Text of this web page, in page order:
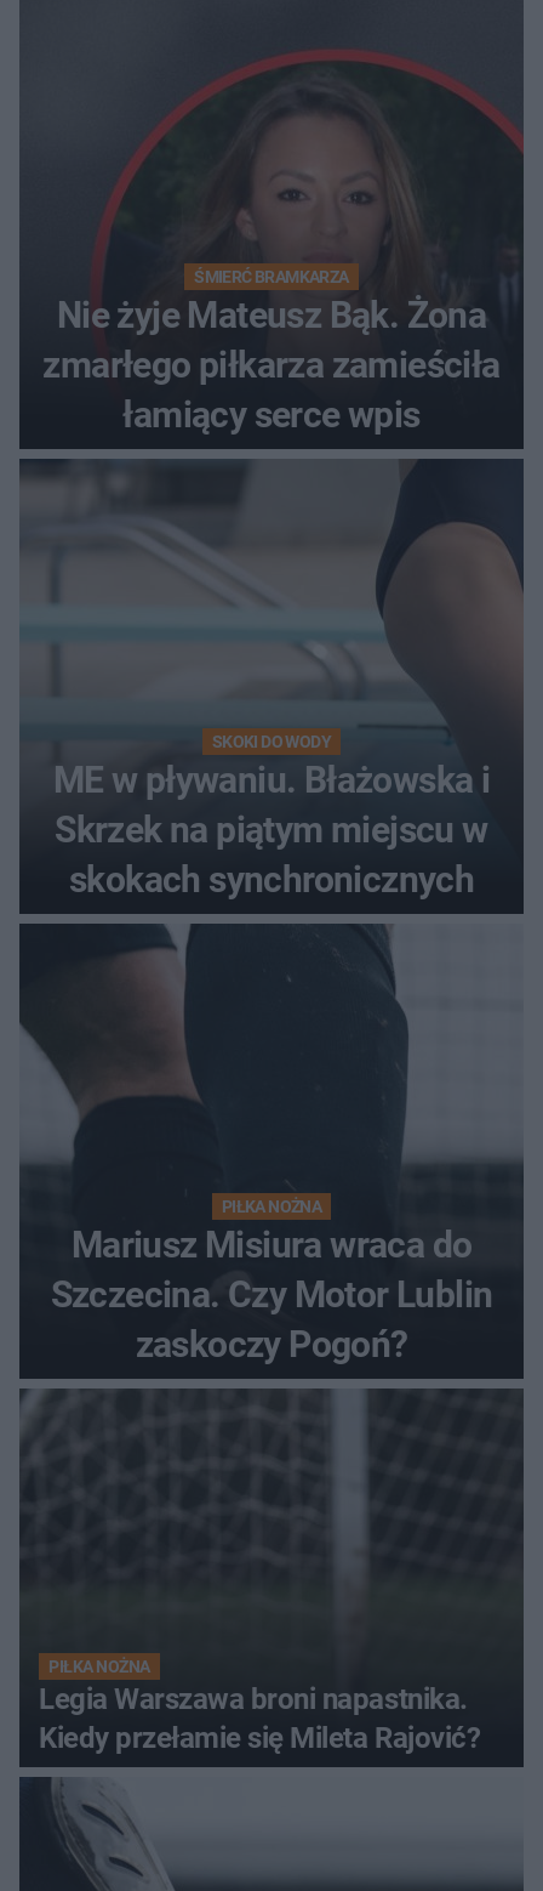
ŚMIERĆ BRAMKARZA
Nie żyje Mateusz Bąk. Żona
zmarłego piłkarza zamieściła
łamiący serce wpis
SKOKI DO WODY
ME w pływaniu. Błażowska i
Skrzek na piątym miejscu w
skokach synchronicznych
PIŁKA NOŻNA
Mariusz Misiura wraca do
Szczecina. Czy Motor Lublin
zaskoczy Pogoń?
PIŁKA NOŻNA
Legia Warszawa broni napastnika.
Kiedy przełamie się Mileta Rajović?